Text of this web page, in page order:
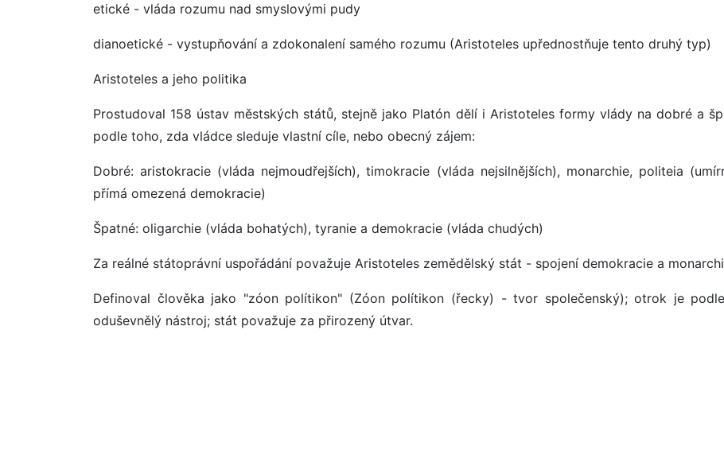
etické - vláda rozumu nad smyslovými pudy
dianoetické - vystupňování a zdokonalení samého rozumu (Aristoteles upřednostňuje tento druhý typ)
Aristoteles a jeho politika
Prostudoval 158 ústav městských států, stejně jako Platón dělí i Aristoteles formy vlády na dobré a
podle toho, zda vládce sleduje vlastní cíle, nebo obecný zájem:
Dobré: aristokracie (vláda nejmoudřejších), timokracie (vláda nejsilnějších), monarchie, politeia
přímá omezená demokracie)
Špatné: oligarchie (vláda bohatých), tyranie a demokracie (vláda chudých)
Za reálné státoprávní uspořádání považuje Aristoteles zemědělský stát - spojení demokracie a
Definoval člověka jako "zóon polítikon" (Zóon polítikon (řecky) - tvor společenský); otrok je
oduševnělý nástroj; stát považuje za přirozený útvar.